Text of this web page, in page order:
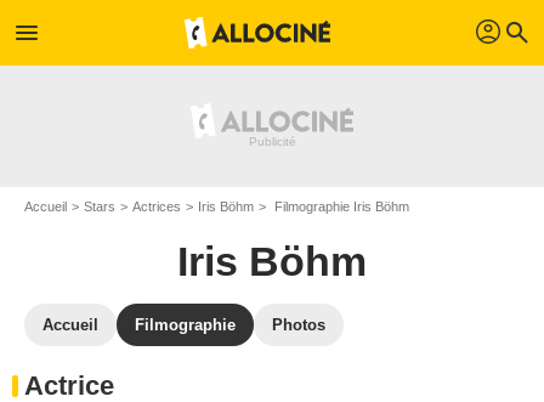
menu profil search
Accueil Stars Actrices Iris Böhm Filmographie Iris Böhm
Iris Böhm
Accueil Filmographie Photos
Actrice